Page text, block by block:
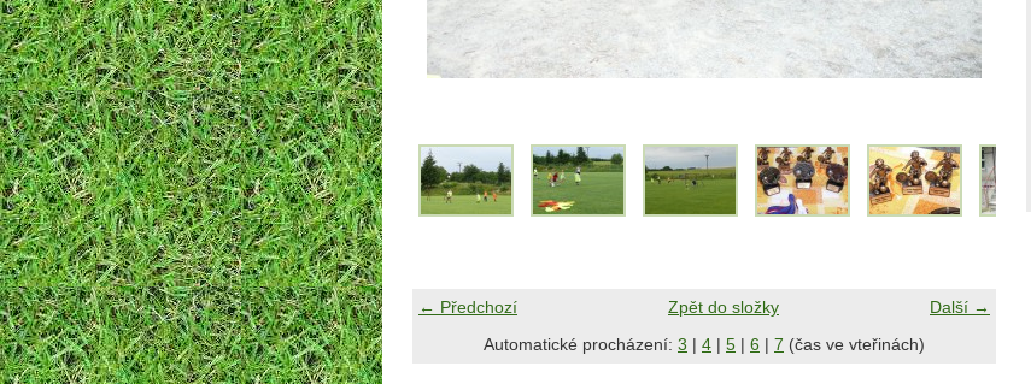
← Předchozí Další →
Zpět do složky
Automatické procházení: 3 | 4 | 5 | 6 | 7 (čas ve vteřinách)